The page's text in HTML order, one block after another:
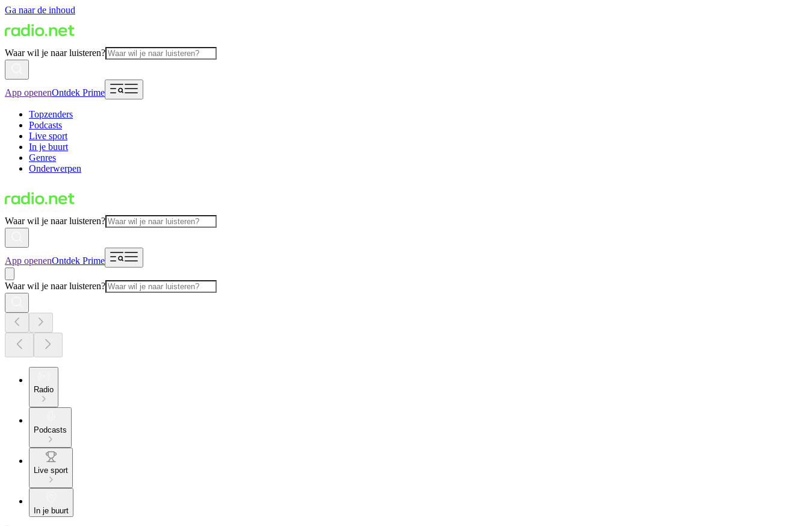
Ga naar de inhoud
Waar wil je naar luisteren?
App openenOntdek Prime
Topzenders
Podcasts
Live sport
In je buurt
Genres
Onderwerpen
Waar wil je naar luisteren?
App openenOntdek Prime
Waar wil je naar luisteren?
Radio
Podcasts
Live sport
In je buurt